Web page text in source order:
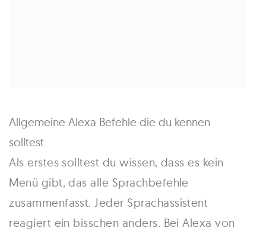
Allgemeine Alexa Befehle die du kennen
solltest
Als erstes solltest du wissen, dass es kein
Menü gibt, das alle Sprachbefehle
zusammenfasst. Jeder Sprachassistent
reagiert ein bisschen anders. Bei Alexa von